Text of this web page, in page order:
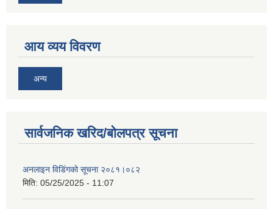
आय व्यय विवरण
अन्य
सार्वजनिक खरिद/बोलपत्र सूचना
अनलाइन विडि‌ं‍गको सूचना २०८१।०८२
मिति: 05/25/2025 - 11:07